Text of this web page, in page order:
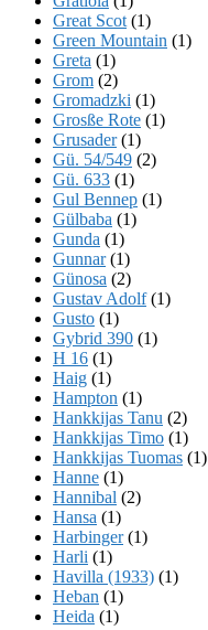
Great Scot (1)
Green Mountain (1)
Greta (1)
Grom (2)
Gromadzki (1)
Grosße Rote (1)
Grusader(1)
Gü. 54/549 (2)
Gü. 633 (1)
Gul Bennep (1)
Gülbaba (1)
Gunda (1)
Gunnar(1)
Günosa (2)
Gustav Adolf(1)
Gusto (1)
Gybrid 390 (1)
H 16 (1)
Haig (1)
Hampton (1)
Hankkijas Tanu (2)
Hankkijas Timo (1)
Hankkijas Tuomas (1)
Hanne (1)
Hannibal (2)
Hansa (1)
Harbinger(1)
Harli (1)
Havilla (1933) (1)
Heban (1)
Heida (1)